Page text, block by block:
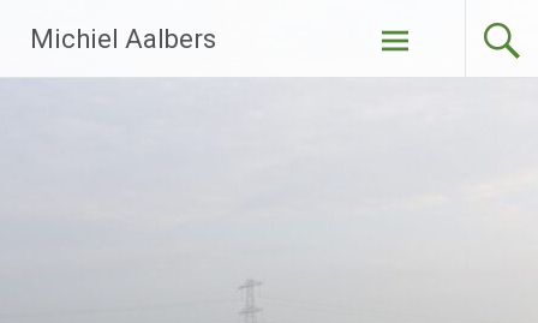
naar
de
Michiel Aalbers